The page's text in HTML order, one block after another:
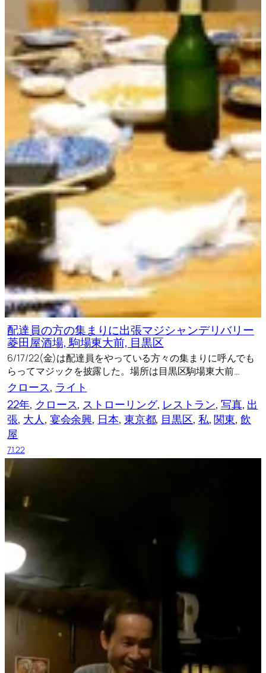
配達員の方の集まりに出張マジシャンデリバリー
菱田屋酒場, 駒場東大前, 目黒区
6/17/22(金)は配達員をやっている方々の集まりに呼んでも
らってマジックを披露した。場所は目黒区駒場東大前…
クロース, ライト
22年, クロース, ストローリング, レストラン, 写真, 出
張, 大人, 宴会余興, 日本, 東京都, 目黒区, 私, 関東, 飲
屋
7.1.22